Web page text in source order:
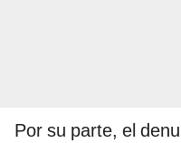
Por su parte, el